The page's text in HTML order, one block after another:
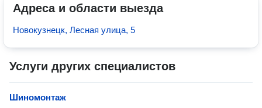
Адреса и области выезда
Новокузнецк, Лесная улица, 5
Услуги других специалистов
Шиномонтаж